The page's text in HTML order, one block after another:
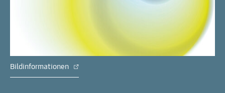
Bildinformationen